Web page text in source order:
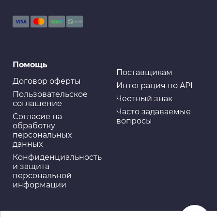
Помощь
Договор оферты
Пользовательское
соглашение
Cогласие на
обработку
персональных
данных
Конфиденциальность
и защита
персональной
информации
Поставщикам
Интеграция по API
Честный знак
Часто задаваемые
вопросы